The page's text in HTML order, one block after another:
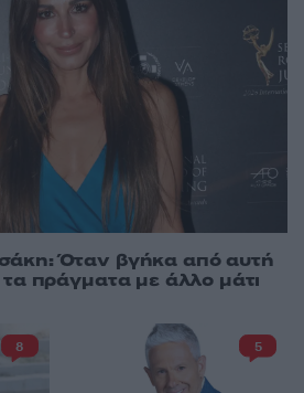
Όταν βγήκα από αυτή
τα πράγματα με άλλο μάτι
8 5